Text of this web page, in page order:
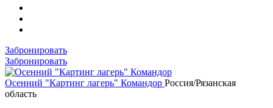
Забронировать
Забронировать
Осенний "Картинг лагерь" Командор Россия/Рязанская
область